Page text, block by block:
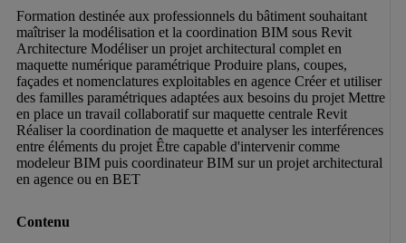
Formation destinée aux professionnels du bâtiment souhaitant
maîtriser la modélisation et la coordination BIM sous Revit
Architecture Modéliser un projet architectural complet en
maquette numérique paramétrique Produire plans, coupes,
façades et nomenclatures exploitables en agence Créer et utiliser
des familles paramétriques adaptées aux besoins du projet Mettre
en place un travail collaboratif sur maquette centrale Revit
Réaliser la coordination de maquette et analyser les interférences
entre éléments du projet Être capable d'intervenir comme
modeleur BIM puis coordinateur BIM sur un projet architectural
en agence ou en BET
Contenu